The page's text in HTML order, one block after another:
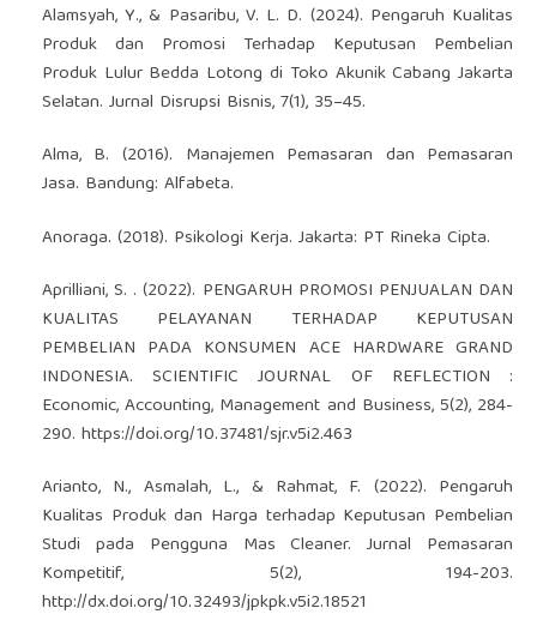
Alamsyah, Y., & Pasaribu, V. L. D. (2024). Pengaruh Kualitas
Produk dan Promosi Terhadap Keputusan Pembelian
Produk Lulur Bedda Lotong di Toko Akunik Cabang Jakarta
Selatan. Jurnal Disrupsi Bisnis, 7(1), 35–45.
Alma, B. (2016). Manajemen Pemasaran dan Pemasaran
Jasa. Bandung: Alfabeta.
Anoraga. (2018). Psikologi Kerja. Jakarta: PT Rineka Cipta.
Aprilliani, S. . (2022). PENGARUH PROMOSI PENJUALAN DAN
KUALITAS PELAYANAN TERHADAP KEPUTUSAN
PEMBELIAN PADA KONSUMEN ACE HARDWARE GRAND
INDONESIA. SCIENTIFIC JOURNAL OF REFLECTION :
Economic, Accounting, Management and Business, 5(2), 284-
290. https://doi.org/10.37481/sjr.v5i2.463
Arianto, N., Asmalah, L., & Rahmat, F. (2022). Pengaruh
Kualitas Produk dan Harga terhadap Keputusan Pembelian
Studi pada Pengguna Mas Cleaner. Jurnal Pemasaran
Kompetitif, 5(2), 194-203.
http://dx.doi.org/10.32493/jpkpk.v5i2.18521